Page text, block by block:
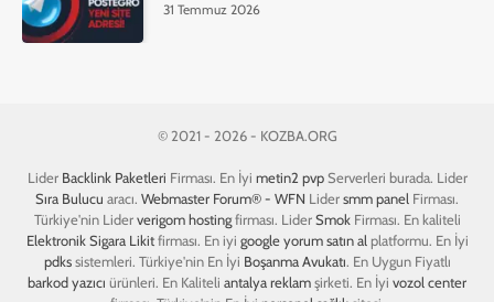
31 Temmuz 2026
© 2021 - 2026 - KOZBA.ORG
Lider Backlink Paketleri Firması. En İyi metin2 pvpServerleri burada. Lider
Sıra Bulucu aracı. Webmaster Forum® - WFN Lidersmm panel Firması.
Türkiye'nin Liderverigom hostingfirması. LiderSmokFirması. En kaliteli
Elektronik Sigara Likitfirması. En iyi google yorum satın alplatformu. En İyi
pdkssistemleri. Türkiye'nin En İyi Boşanma Avukatı. En Uygun Fiyatlı
barkod yazıcı ürünleri. En Kaliteli antalya reklamşirketi. En İyi vozol center